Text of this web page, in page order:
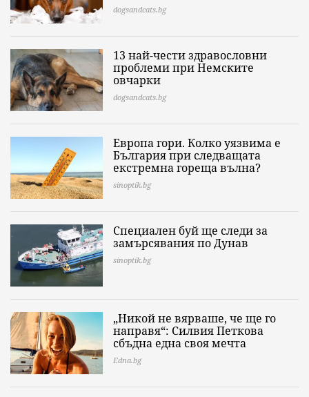
dogsandcats.bg
13 най-чести здравословни
проблеми при Немските
овчарки
dogsandcats.bg
Европа гори. Колко уязвима е
България при следващата
екстремна гореща вълна?
sinoptik.bg
Специален буй ще следи за
замърсявания по Дунав
sinoptik.bg
„Никой не вярваше, че ще го
направя“: Силвия Петкова
сбъдна една своя мечта
Edna.bg